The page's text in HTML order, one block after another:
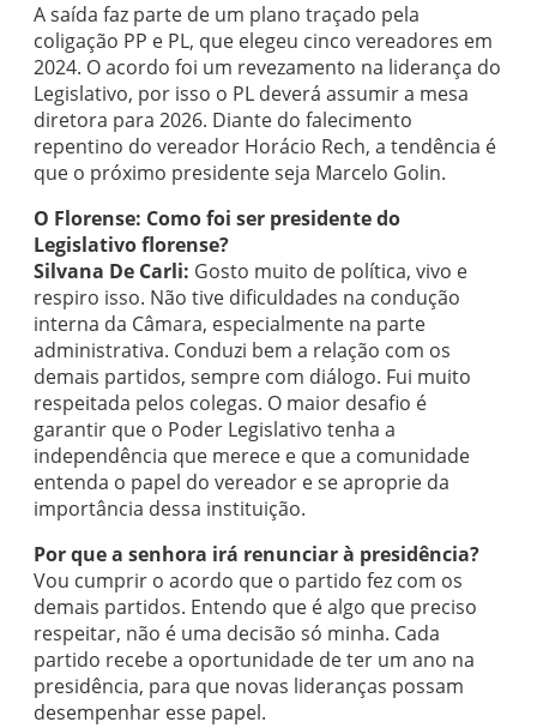
A saída faz parte de um plano traçado pela
coligação PP e PL, que elegeu cinco vereadores em
2024. O acordo foi um revezamento na liderança do
Legislativo, por isso o PL deverá assumir a mesa
diretora para 2026. Diante do falecimento
repentino do vereador Horácio Rech, a tendência é
que o próximo presidente seja Marcelo Golin.
O Florense: Como foi ser presidente do
Legislativo florense?
Silvana De Carli: Gosto muito de política, vivo e
respiro isso. Não tive dificuldades na condução
interna da Câmara, especialmente na parte
administrativa. Conduzi bem a relação com os
demais partidos, sempre com diálogo. Fui muito
respeitada pelos colegas. O maior desafio é
garantir que o Poder Legislativo tenha a
independência que merece e que a comunidade
entenda o papel do vereador e se aproprie da
importância dessa instituição.
Por que a senhora irá renunciar à presidência?
Vou cumprir o acordo que o partido fez com os
demais partidos. Entendo que é algo que preciso
respeitar, não é uma decisão só minha. Cada
partido recebe a oportunidade de ter um ano na
presidência, para que novas lideranças possam
desempenhar esse papel.